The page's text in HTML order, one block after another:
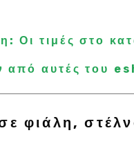
Οι τιμές στο
από αυτές του
φιάλη,